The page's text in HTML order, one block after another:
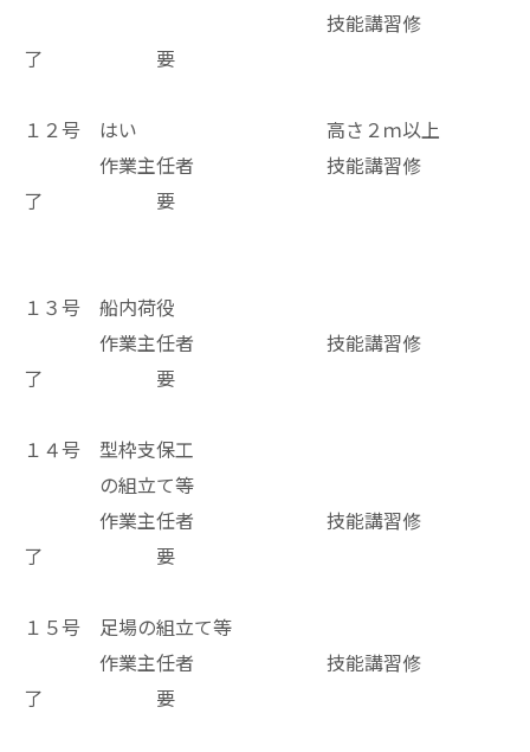
技能講習修
了 要
１２号 はい 高さ２ｍ以上
作業主任者 技能講習修
了 要
１３号 船内荷役
作業主任者 技能講習修
了 要
１４号 型枠支保工
の組立て等
作業主任者 技能講習修
了 要
１５号 足場の組立て等
作業主任者 技能講習修
了 要